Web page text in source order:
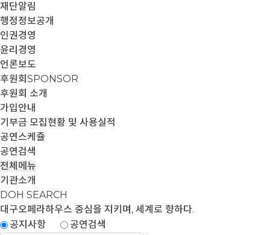
재단알림
행정정보공개
인권경영
윤리경영
언론보도
후원회 SPONSOR
후원회 소개
가입안내
기부금 모집현황 및 사용실적
공연스케쥴
공연검색
전체메뉴
기관소개
DOH SEARCH
대구오페라하우스 중심을 지키며, 세계로 향하다.
공지사항
공연검색